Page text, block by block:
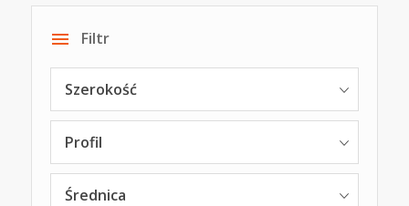
Filtr
Szerokość
Profil
Średnica